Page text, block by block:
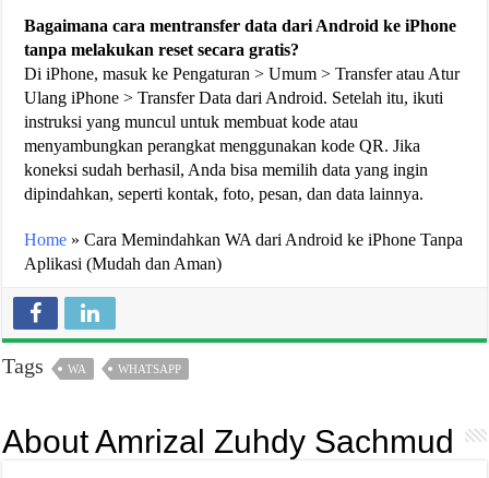
Bagaimana cara mentransfer data dari Android ke iPhone
tanpa melakukan reset secara gratis?
Di iPhone, masuk ke Pengaturan > Umum > Transfer atau Atur
Ulang iPhone > Transfer Data dari Android. Setelah itu, ikuti
instruksi yang muncul untuk membuat kode atau
menyambungkan perangkat menggunakan kode QR. Jika
koneksi sudah berhasil, Anda bisa memilih data yang ingin
dipindahkan, seperti kontak, foto, pesan, dan data lainnya.
Home »Cara Memindahkan WA dari Android ke iPhone Tanpa
Aplikasi (Mudah dan Aman)
Tags WA WHATSAPP
About Amrizal Zuhdy Sachmud